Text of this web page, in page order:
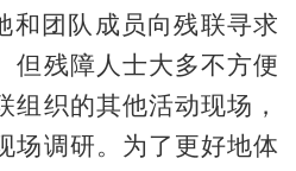
和团队成员向残联寻求
但残障人士大多不方便
组织的其他活动现场，
场调研。为了更好地体